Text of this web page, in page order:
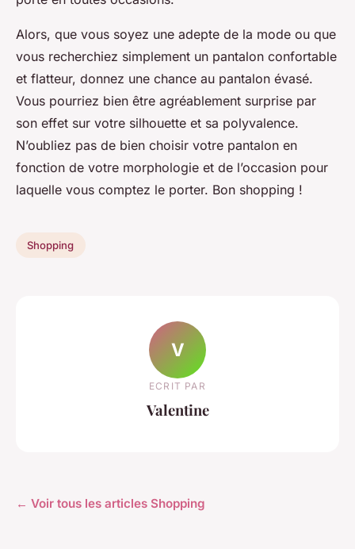
Alors, que vous soyez une adepte de la mode ou que
vous recherchiez simplement un pantalon confortable
et flatteur, donnez une chance au pantalon évasé.
Vous pourriez bien être agréablement surprise par
son effet sur votre silhouette et sa polyvalence.
N’oubliez pas de bien choisir votre pantalon en
fonction de votre morphologie et de l’occasion pour
laquelle vous comptez le porter. Bon shopping !
Shopping
V
ECRIT PAR
Valentine
← Voir tous les articles Shopping